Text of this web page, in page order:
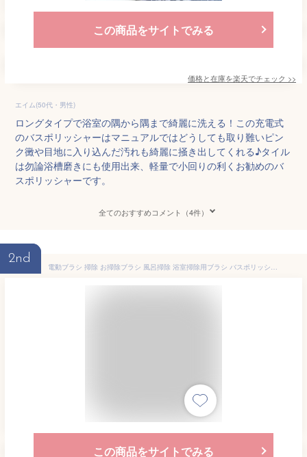
この商品をサイトでみる
価格と在庫を楽天でチェック >>
エイム(50代・男性)
ロングタイプで浴室の隅から隅まで綺麗に洗える！この充電式
のバスポリッシャーはマニュアルではどうしても取り難いピン
ク黴や目地に入り込んだ汚れも綺麗に掻き出してくれる♪タイル
は勿論浴槽磨きにも使用出来、軽量で小回りの利くお勧めのバ
スポリッシャーです。
全てのおすすめコメント（4件）
2nd
電動ブラシ 掃除 お掃除ブラシ 風呂掃除 浴室掃除用ブラシ バスポリッシャー 8点ブラシ付 USB充電式 コードレス ハンドル伸縮可 3段階長さ調節 高速回転 操作便利 大容量電池 長時間作動 浴槽 天井 窓 トイレ キッチン 洗面所 年末掃除 日本語説明書 動画あり
この商品をサイトでみる